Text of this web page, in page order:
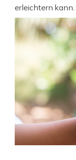
erleichtern kann.